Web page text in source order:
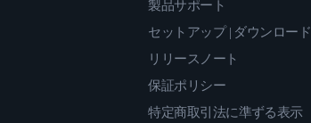
製品サポート
セットアップ | ダウンロード
リリースノート
保証ポリシー
特定商取引法に準ずる表示